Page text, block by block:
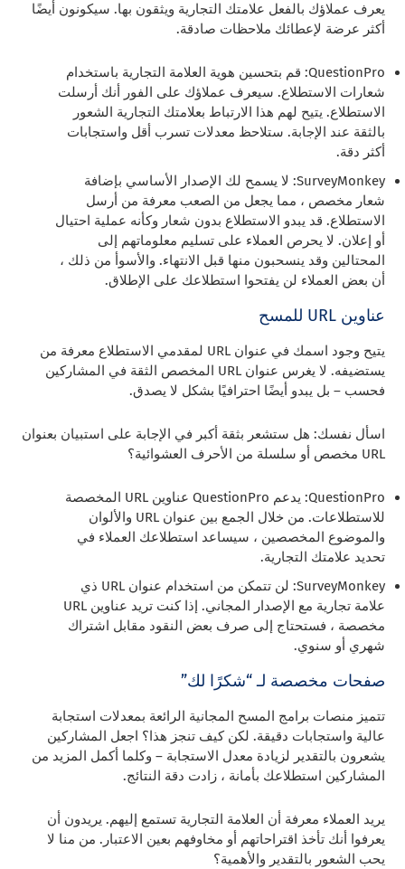
يعرف عملاؤك بالفعل علامتك التجارية ويثقون بها. سيكونون أيضًا
أكثر عرضة لإعطائك ملاحظات صادقة.
QuestionPro: قم بتحسين هوية العلامة التجارية باستخدام
شعارات الاستطلاع. سيعرف عملاؤك على الفور أنك أرسلت
الاستطلاع. يتيح لهم هذا الارتباط بعلامتك التجارية الشعور
بالثقة عند الإجابة. ستلاحظ معدلات تسرب أقل واستجابات
أكثر دقة.
SurveyMonkey: لا يسمح لك الإصدار الأساسي بإضافة
شعار مخصص ، مما يجعل من الصعب معرفة من أرسل
الاستطلاع. قد يبدو الاستطلاع بدون شعار وكأنه عملية احتيال
أو إعلان. لا يحرص العملاء على تسليم معلوماتهم إلى
المحتالين وقد ينسحبون منها قبل الانتهاء. والأسوأ من ذلك ،
أن بعض العملاء لن يفتحوا استطلاعك على الإطلاق.
عناوين URL للمسح
يتيح وجود اسمك في عنوان URL لمقدمي الاستطلاع معرفة من
يستضيفه. لا يغرس عنوان URL المخصص الثقة في المشاركين
فحسب – بل يبدو أيضًا احترافيًا بشكل لا يصدق.
اسأل نفسك: هل ستشعر بثقة أكبر في الإجابة على استبيان بعنوان
URL مخصص أو سلسلة من الأحرف العشوائية؟
QuestionPro: يدعم QuestionPro عناوين URL المخصصة
للاستطلاعات. من خلال الجمع بين عنوان URL والألوان
والموضوع المخصصين ، سيساعد استطلاعك العملاء في
تحديد علامتك التجارية.
SurveyMonkey: لن تتمكن من استخدام عنوان URL ذي
علامة تجارية مع الإصدار المجاني. إذا كنت تريد عناوين URL
مخصصة ، فستحتاج إلى صرف بعض النقود مقابل اشتراك
شهري أو سنوي.
صفحات مخصصة لـ “شكرًا لك”
تتميز منصات برامج المسح المجانية الرائعة بمعدلات استجابة
عالية واستجابات دقيقة. لكن كيف تنجز هذا؟ اجعل المشاركين
يشعرون بالتقدير لزيادة معدل الاستجابة – وكلما أكمل المزيد من
المشاركين استطلاعك بأمانة ، زادت دقة النتائج.
يريد العملاء معرفة أن العلامة التجارية تستمع إليهم. يريدون أن
يعرفوا أنك تأخذ اقتراحاتهم أو مخاوفهم بعين الاعتبار. من منا لا
يحب الشعور بالتقدير والأهمية؟